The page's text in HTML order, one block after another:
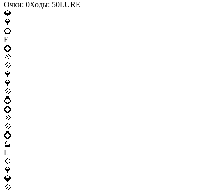
Очки: 0Ходы: 50LURE
💎
💎
💍
E
💍
💠
💠
💎
💎
💠
💍
💍
💠
💠
💍
🔮
L
💠
💎
💎
💠